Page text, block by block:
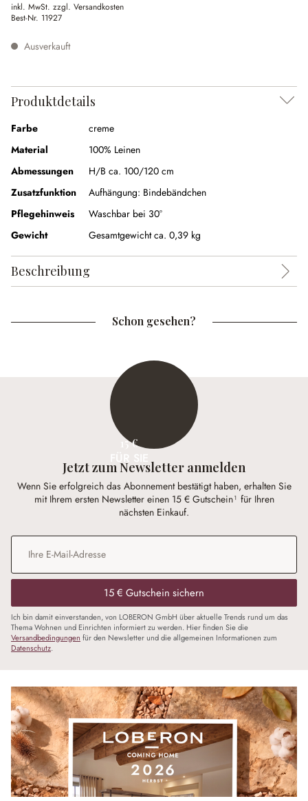
inkl. MwSt. zzgl. Versandkosten
Best-Nr. 11927
Ausverkauft
Produktdetails
Farbe
creme
Material
100% Leinen
Abmessungen
H/B ca. 100/120 cm
Zusatzfunktion
Aufhängung: Bindebändchen
Pflegehinweis
Waschbar bei 30°
Gewicht
Gesamtgewicht ca. 0,39 kg
Beschreibung
Schon gesehen?
15 €
Jetzt zum Newsletter anmelden
Wenn Sie erfolgreich das Abonnement bestätigt haben, erhalten Sie
mit Ihrem ersten Newsletter einen 15 € Gutschein¹ für Ihren
nächsten Einkauf.
E-Mail-Adresse
15 € Gutschein sichern
Ich bin damit einverstanden, von LOBERON GmbH über aktuelle Trends rund um das
Thema Wohnen und Einrichten informiert zu werden. Hier finden Sie die
Versandbedingungen für den Newsletter und die allgemeinen Informationen zum
Datenschutz.